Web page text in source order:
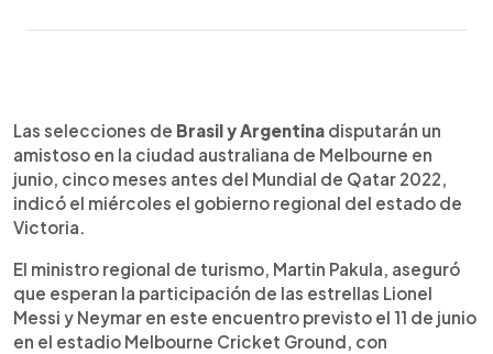
► Escuchar artículo
Las selecciones de Brasil y Argentina disputarán un
amistoso en la ciudad australiana de Melbourne en
junio, cinco meses antes del Mundial de Qatar 2022,
indicó el miércoles el gobierno regional del estado de
Victoria.
El ministro regional de turismo, Martin Pakula, aseguró
que esperan la participación de las estrellas Lionel
Messi y Neymar en este encuentro previsto el 11 de junio
en el estadio Melbourne Cricket Ground, con